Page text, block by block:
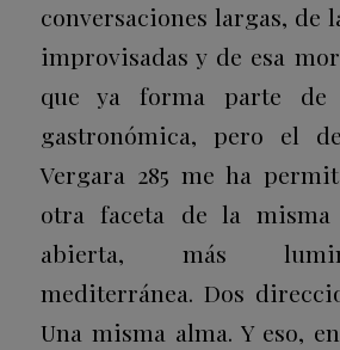
conversaciones largas, de
improvisadas y de esa
que ya forma parte de
gastronómica, pero el
Vergara 285 me ha
otra faceta de la misma
abierta, más
mediterránea. Dos
Una misma alma. Y eso,